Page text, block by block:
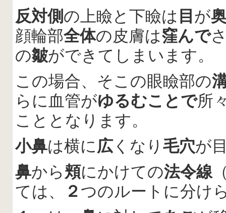
反対側の上瞼と下瞼は 目 が
顔輪部全体の皮膚は窪んで
の皺ができてしまいます。
この場合、そこの眼瞼部の
らに血管がゆるむことで所
こととなります。
小鼻は横に広 くなり 毛穴が
鼻から頬にかけての法令線
ては、
２つのルートに分け